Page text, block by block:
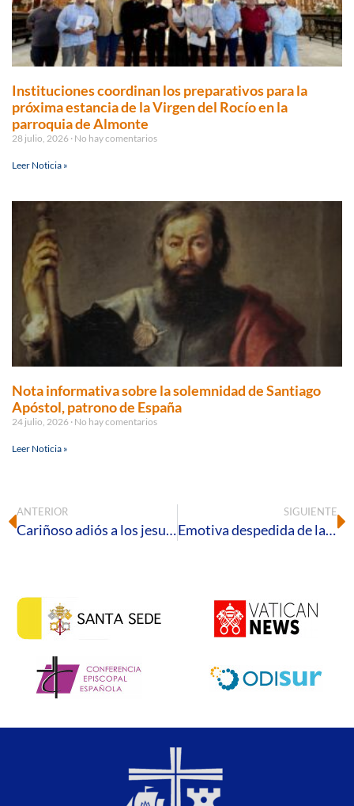
Instituciones coordinan los preparativos para la
próxima estancia de la Virgen del Rocío en la
parroquia de Almonte
28 julio, 2026 No hay comentarios
Leer Noticia »
Nota informativa sobre la solemnidad de Santiago
Apóstol, patrono de España
24 julio, 2026 No hay comentarios
Leer Noticia »
ANTERIOR
Cariñoso adiós a los jesuitas en Huelva
SIGUIENTE
Emotiva despedida de la comunidad jesuita en Huelva